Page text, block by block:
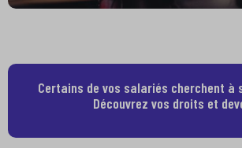
Certains de vos salariés cherchent à
Découvrez vos droits et